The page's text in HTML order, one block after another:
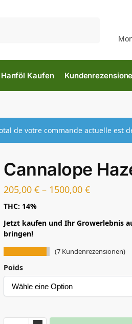
Hanföl Kaufen
de votre commande actuelle est
Cannalope
205,00€ – 1500,00€
THC: 14%
Jetzt kaufen und Ihr Growerlebnis
bringen!
(7Kundenrezensionen)
Poids